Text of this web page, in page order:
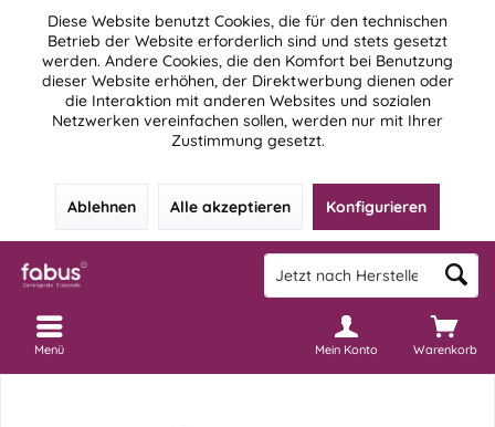
Diese Website benutzt Cookies, die für den technischen
Betrieb der Website erforderlich sind und stets gesetzt
werden. Andere Cookies, die den Komfort bei Benutzung
dieser Website erhöhen, der Direktwerbung dienen oder
die Interaktion mit anderen Websites und sozialen
Netzwerken vereinfachen sollen, werden nur mit Ihrer
Zustimmung gesetzt.
Ablehnen Alle akzeptieren Konfigurieren
Warenkorb
Mein Konto
Menü